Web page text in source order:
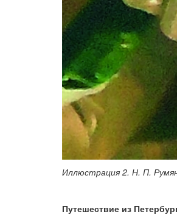
Иллюстрация 2. Н. П.
Путешествие из